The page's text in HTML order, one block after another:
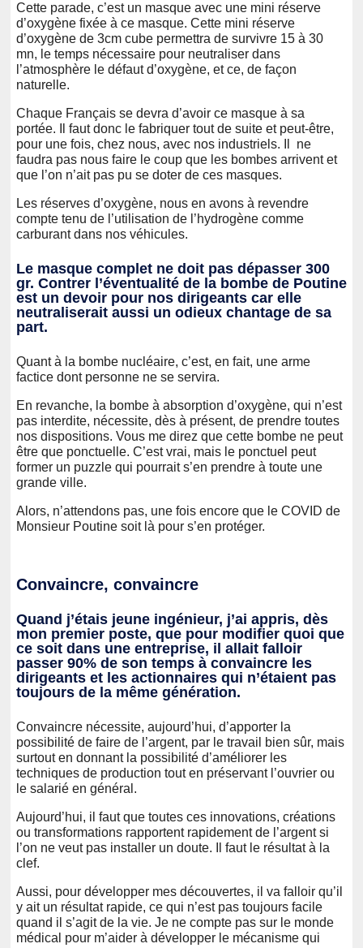
Cette parade, c’est un masque avec une mini réserve
d’oxygène fixée à ce masque. Cette mini réserve
d’oxygène de 3cm cube permettra de survivre 15 à 30
mn, le temps nécessaire pour neutraliser dans
l’atmosphère le défaut d’oxygène, et ce, de façon
naturelle.
Chaque Français se devra d’avoir ce masque à sa
portée. Il faut donc le fabriquer tout de suite et peut-être,
pour une fois, chez nous, avec nos industriels. Il ne
faudra pas nous faire le coup que les bombes arrivent et
que l’on n’ait pas pu se doter de ces masques.
Les réserves d’oxygène, nous en avons à revendre
compte tenu de l’utilisation de l’hydrogène comme
carburant dans nos véhicules.
Le masque complet ne doit pas dépasser 300
gr. Contrer l’éventualité de la bombe de Poutine
est un devoir pour nos dirigeants car elle
neutraliserait aussi un odieux chantage de sa
part.
Quant à la bombe nucléaire, c’est, en fait, une arme
factice dont personne ne se servira.
En revanche, la bombe à absorption d’oxygène, qui n’est
pas interdite, nécessite, dès à présent, de prendre toutes
nos dispositions. Vous me direz que cette bombe ne peut
être que ponctuelle. C’est vrai, mais le ponctuel peut
former un puzzle qui pourrait s’en prendre à toute une
grande ville.
Alors, n’attendons pas, une fois encore que le COVID de
Monsieur Poutine soit là pour s’en protéger.
Convaincre, convaincre
Quand j’étais jeune ingénieur, j’ai appris, dès
mon premier poste, que pour modifier quoi que
ce soit dans une entreprise, il allait falloir
passer 90% de son temps à convaincre les
dirigeants et les actionnaires qui n’étaient pas
toujours de la même génération.
Convaincre nécessite, aujourd’hui, d’apporter la
possibilité de faire de l’argent, par le travail bien sûr, mais
surtout en donnant la possibilité d’améliorer les
techniques de production tout en préservant l’ouvrier ou
le salarié en général.
Aujourd’hui, il faut que toutes ces innovations, créations
ou transformations rapportent rapidement de l’argent si
l’on ne veut pas installer un doute. Il faut le résultat à la
clef.
Aussi, pour développer mes découvertes, il va falloir qu’il
y ait un résultat rapide, ce qui n’est pas toujours facile
quand il s’agit de la vie. Je ne compte pas sur le monde
médical pour m’aider à développer le mécanisme qui